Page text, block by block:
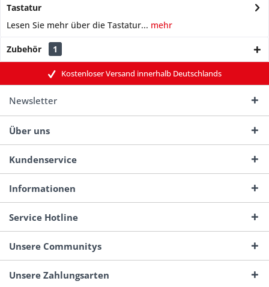
Tastatur
Lesen Sie mehr über die Tastatur... mehr
Zubehör 1
Kostenloser Versand innerhalb Deutschlands
Newsletter
Über uns
Kundenservice
Informationen
Service Hotline
Unsere Communitys
Unsere Zahlungsarten